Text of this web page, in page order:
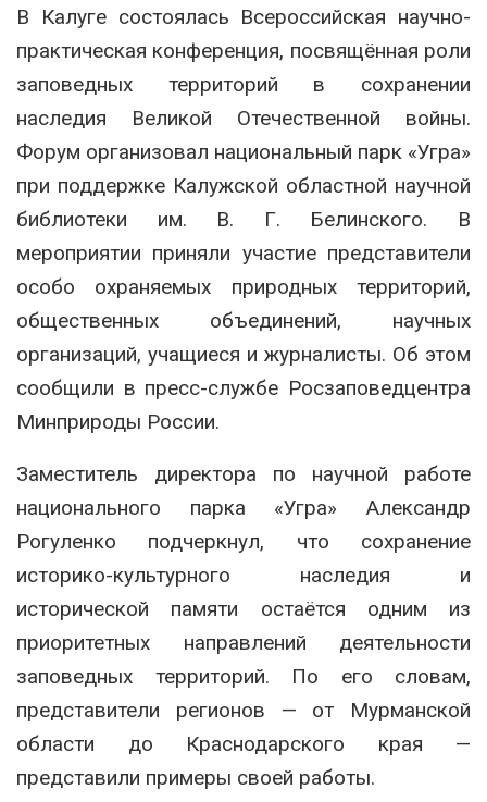
В Калуге состоялась Всероссийская научно-
практическая конференция, посвящённая роли
заповедных территорий в сохранении
наследия Великой Отечественной войны.
Форум организовал национальный парк «Угра»
при поддержке Калужской областной научной
библиотеки им. В. Г. Белинского. В
мероприятии приняли участие представители
особо охраняемых природных территорий,
общественных объединений, научных
организаций, учащиеся и журналисты. Об этом
сообщили в пресс-службе Росзаповедцентра
Минприроды России.
Заместитель директора по научной работе
национального парка «Угра» Александр
Рогуленко подчеркнул, что сохранение
историко-культурного наследия и
исторической памяти остаётся одним из
приоритетных направлений деятельности
заповедных территорий. По его словам,
представители регионов — от Мурманской
области до Краснодарского края —
представили примеры своей работы.